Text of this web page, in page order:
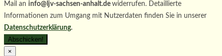
Mail an info@ljv-sachsen-anhalt.de widerrufen. Detaillierte
Informationen zum Umgang mit Nutzerdaten finden Sie in unserer
Datenschutzerklärung.
×